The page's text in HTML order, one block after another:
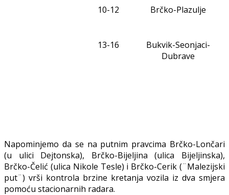
10-12 Brčko-Plazulje
13-16
Bukvik-Seonjaci-
Dubrave
Napominjemo da se na putnim pravcima Brčko-Lončari
(u ulici Dejtonska), Brčko-Bijeljina (ulica Bijeljinska),
Brčko-Čelić (ulica Nikole Tesle) i Brčko-Cerik (¨Malezijski
put¨) vrši kontrola brzine kretanja vozila iz dva smjera
pomoću stacionarnih radara.